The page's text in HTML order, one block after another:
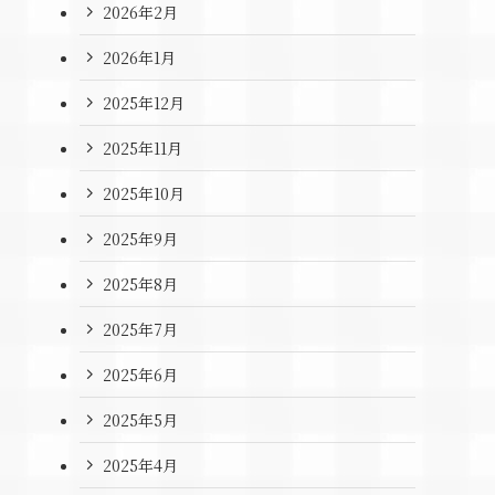
2026年2月
2026年1月
2025年12月
2025年11月
2025年10月
2025年9月
2025年8月
2025年7月
2025年6月
2025年5月
2025年4月